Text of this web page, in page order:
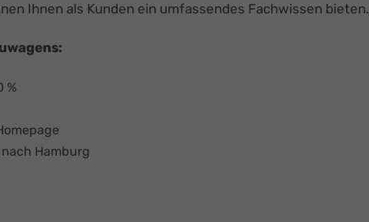
Ihnen als Kunden ein umfassendes Fachwissen bieten.
%
Hamburg